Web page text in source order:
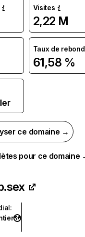
Visites
2,22 M
Taux de rebond
61,58 %
ce domaine →
pour ce domaine
: